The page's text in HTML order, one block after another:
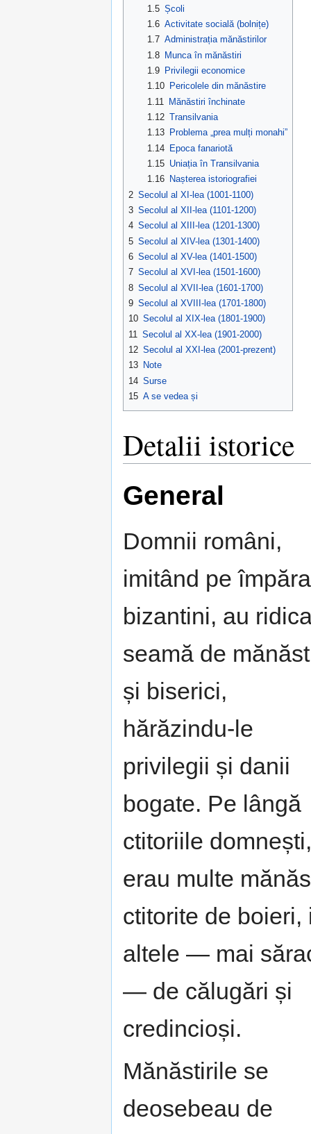
1.5 Școli
1.6 Activitate socială (bolnițe)
1.7 Administrația mănăstirilor
1.8 Munca în mănăstiri
1.9
Privilegii economice
1.10
Pericolele din mănăstire
1.11
Mănăstiri închinate
1.12 Transilvania
1.13
Problema „prea mulți monahi”
1.14 Epoca fanariotă
1.15 Uniația în Transilvania
1.16
Nașterea istoriografiei
2 Secolul al XI-lea (1001-1100)
3 Secolul al XII-lea (1101-1200)
4 Secolul al XIII-lea (1201-1300)
5 Secolul al XIV-lea (1301-1400)
6 Secolul al XV-lea (1401-1500)
7 Secolul al XVI-lea (1501-1600)
8 Secolul al XVII-lea (1601-1700)
9 Secolul al XVIII-lea (1701-1800)
10 Secolul al XIX-lea (1801-1900)
11 Secolul al XX-lea (1901-2000)
12 Secolul al XXI-lea (2001-prezent)
13 Note
14 Surse
15 A se vedea și
Detalii istorice
General
Domnii români,
imitând pe
bizantini, au
seamă de
și biserici,
hărăzindu-le
privilegii și danii
bogate. Pe lângă
ctitoriile domnești,
erau multe
ctitorite de boieri,
altele — mai
— de călugări și
credincioși.
Mănăstirile se
deosebeau de